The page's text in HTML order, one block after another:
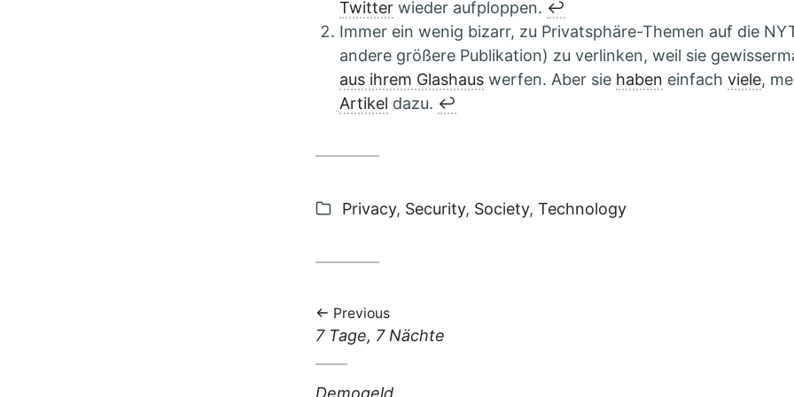
Twitter wieder aufploppen. ↩︎
Immer ein wenig bizarr, zu Privatsphäre-Themen auf die
andere größere Publikation) zu verlinken, weil sie
aus ihrem Glashaus werfen. Aber sie haben einfach viele,
Artikel dazu. ↩︎
Categories:
Privacy, Security, Society, Technology
Previous
Previous
7 Tage, 7 Nächte
Next
Demogeld